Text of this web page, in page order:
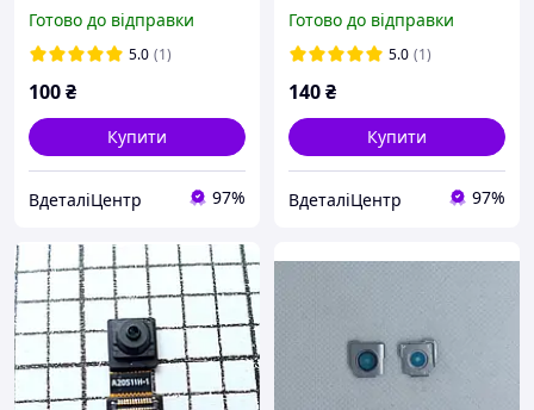
розборки
Готово до відправки
5.0 (1)
100₴
Купити
ВдеталіЦентр 97%
розборки
Готово до відправки
5.0 (1)
140₴
Купити
ВдеталіЦентр 97%